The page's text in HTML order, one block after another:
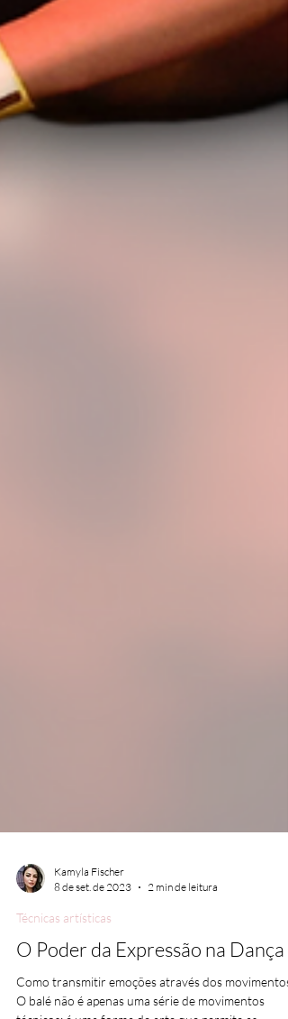
8 de set. de 2023
Técnicas artísticas
O Poder da Expressão na Dança
Como transmitir emoções através dos movimentos.